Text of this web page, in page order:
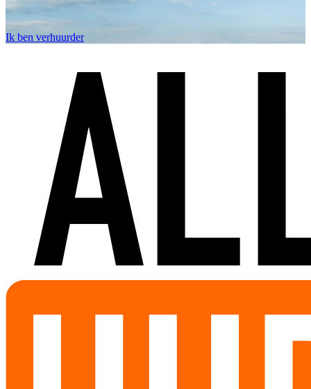
Ik ben verhuurder